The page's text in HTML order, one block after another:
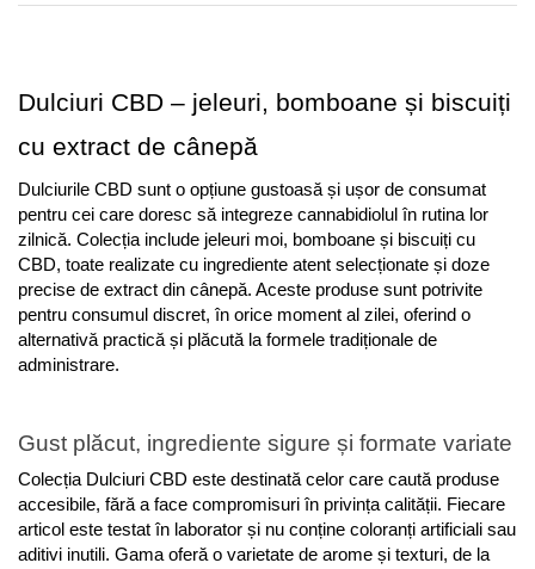
Dulciuri CBD – jeleuri, bomboane și biscuiți
cu extract de cânepă
Dulciurile CBD sunt o opțiune gustoasă și ușor de consumat
pentru cei care doresc să integreze cannabidiolul în rutina lor
zilnică. Colecția include jeleuri moi, bomboane și biscuiți cu
CBD, toate realizate cu ingrediente atent selecționate și doze
precise de extract din cânepă. Aceste produse sunt potrivite
pentru consumul discret, în orice moment al zilei, oferind o
alternativă practică și plăcută la formele tradiționale de
administrare.
Gust plăcut, ingrediente sigure și formate variate
Colecția Dulciuri CBD este destinată celor care caută produse
accesibile, fără a face compromisuri în privința calității. Fiecare
articol este testat în laborator și nu conține coloranți artificiali sau
aditivi inutili. Gama oferă o varietate de arome și texturi, de la